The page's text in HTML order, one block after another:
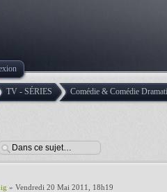
TV - SÉRIES Comédie & Comédie
» Vendredi 20 Mai 2011, 18h19